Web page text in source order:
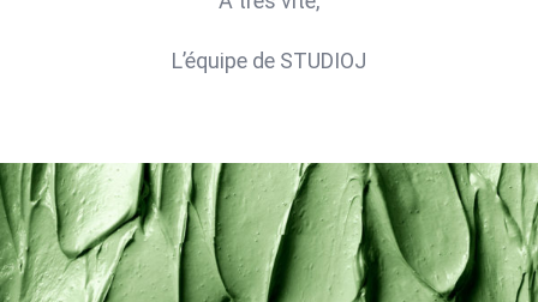
L’équipe de STUDIOJ